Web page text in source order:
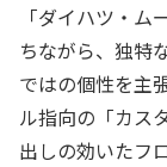
「ダイハツ・
ちながら、独特
ではの個性を主
ル指向の「カス
出しの効いたフ